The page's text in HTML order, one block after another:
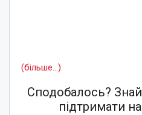
(більше…)
Сподобалось?
підтримати